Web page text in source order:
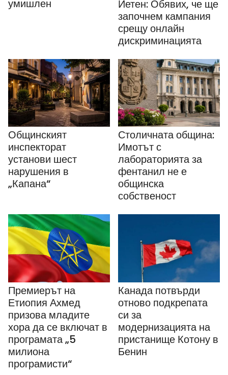
умишлен
Йетен: Обявих, че ще
започнем кампания
срещу онлайн
дискриминацията
Общинският
инспекторат
установи шест
нарушения в
„Капана“
Столичната община:
Имотът с
лабораторията за
фентанил не е
общинска
собственост
Премиерът на
Етиопия Ахмед
призова младите
хора да се включат в
програмата „5
милиона
програмисти“
Канада потвърди
отново подкрепата
си за
модернизацията на
пристанище Котону в
Бенин